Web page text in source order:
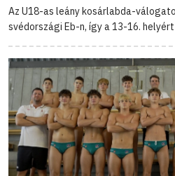
Az U18-as leány kosárlabda-
svédországi Eb-n, így a 13-16.